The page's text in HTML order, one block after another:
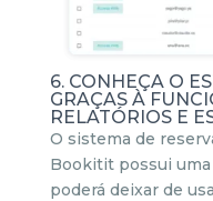
6. CONHEÇA O
GRAÇAS À
RELATÓRIOS E
O sistema de
Bookitit possui
poderá deixar de